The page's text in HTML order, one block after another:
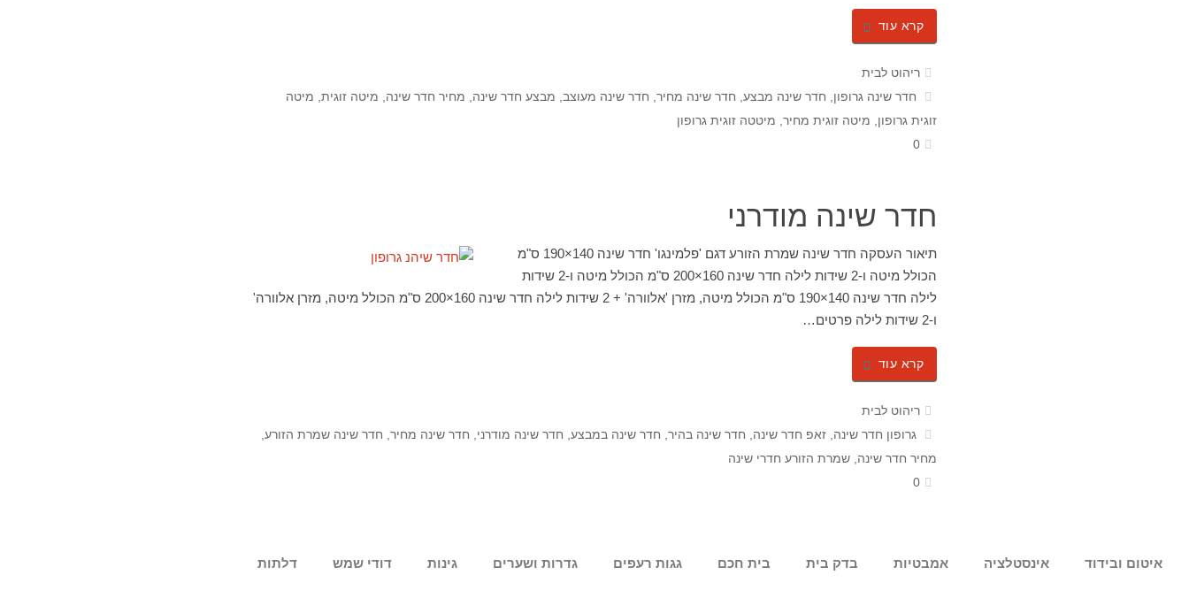
קרא עוד
ריהוט לבית
חדר שינה גרופון, חדר שינה מבצע, חדר שינה מחיר, חדר שינה מעוצב, מבצע חדר שינה, מחיר חדר שינה, מיטה זוגית, מיטה
זוגית גרופון, מיטה זוגית מחיר, מיטטה זוגית גרופון
0
חדר שינה מודרני
תיאור העסקה חדר שינה שמרת הזורע דגם 'פלמינגו' חדר שינה 140×190 ס"מ
הכולל מיטה ו-2 שידות לילה חדר שינה 160×200 ס"מ הכולל מיטה ו-2 שידות
לילה חדר שינה 140×190 ס"מ הכולל מיטה, מזרן 'אלוורה' + 2 שידות לילה חדר שינה 160×200 ס"מ הכולל מיטה, מזרן אלוורה'
ו-2 שידות לילה פרטים…
קרא עוד
ריהוט לבית
גרופון חדר שינה ,זאפ חדר שינה חדר שינה בהיר חדר שינה במבצע חדר שינה מודרני חדר שינה מחיר חדר שינה שמרת הזורע
מחיר חדר שינה שמרת הזורע חדרי שינה
0
איטום ובידוד אינסטלציה אמבטיות בדק בית בית חכם גגות רעפים גדרות ושערים גינות דודי שמש דלתות